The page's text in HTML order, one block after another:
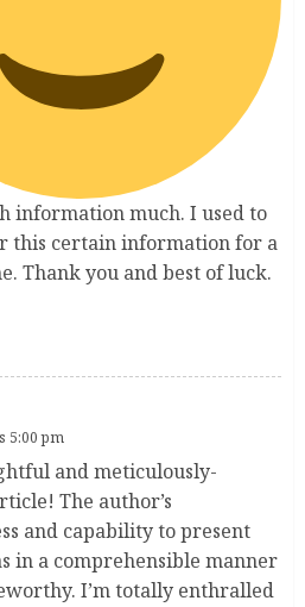
information much. I used to
this certain information for a
Thank you and best of luck.
5:00 pm
and meticulously-
The author’s
and capability to present
in a comprehensible manner
I’m totally enthralled